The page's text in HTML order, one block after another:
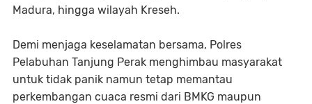
Madura, hingga wilayah Kreseh.
Demi menjaga keselamatan bersama, Polres
Pelabuhan Tanjung Perak menghimbau masyarakat
untuk tidak panik namun tetap memantau
perkembangan cuaca resmi dari BMKG maupun